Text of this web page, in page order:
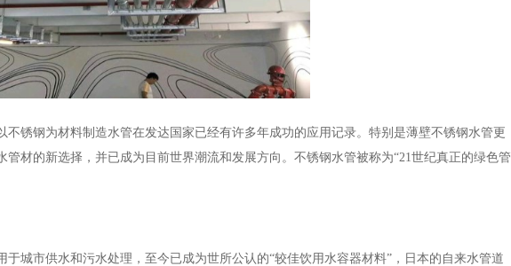
锈钢为材料制造水管在发达国家已经有许多年成功的应用记录。特别是薄壁不锈钢水管更
材的新选择，并已成为目前世界潮流和发展方向。不锈钢水管被称为“21世纪真正的绿色管
城市供水和污水处理，至今已成为世所公认的“较佳饮用水容器材料”，日本的自来水管道